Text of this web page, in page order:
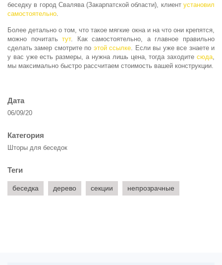
беседку в город Свалява (Закарпатской области), клиент установил
самостоятельно.
Более детально о том, что такое мягкие окна и на что они крепятся,
можно почитатьтут. Как самостоятельно, а главное правильно
сделать замер смотрите по этой ссылке. Если вы уже все знаете и
у вас уже есть размеры, а нужна лишь цена, тогда заходите сюда,
мы максимально быстро рассчитаем стоимость вашей конструкции.
Дата
06/09/20
Категория
Шторы для беседок
Теги
беседка дерево секции непрозрачные